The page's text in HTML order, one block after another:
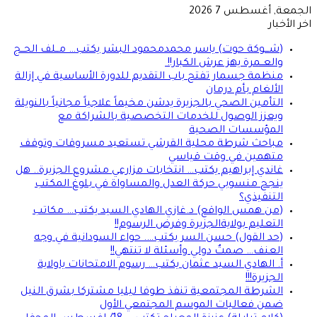
الجمعة, أغسطس 7 2026
اخر الأخبار
(شـــوكة حوت) ياسر محمدمحمود البشر يكتب… مــلف الحــج
والعــمرة يهز عرش الكبار!!
منظمة جسمار تفتح باب التقديم للدورة الأساسية في إزالة
الألغام بأم درمان
التأمين الصحي بالجزيرة يدشن مخيماً علاجياً مجانياً بالنويلة
ويعزز الوصول للخدمات التخصصية بالشراكة مع
المؤسسات الصحية
مباحث شرطة محلية القرشي تستعيد مسروقات وتوقف
متهمين في وقت قياسي
غاندي إبراهيم يكتب… انتخابات مزارعي مشروع الجزيرة.. هل
ينجح منسوبي حركة العدل والمساواة في بلوغ المكتب
التنفيذي؟
(من همس الواقع) د.غازي الهادي السيد يكتب… مكاتب
التعليم بولايةالجزيرة وفرض الرسوم!!
(حد القول) حسن السر يكتب…. حواء السودانية في وجه
العنف… صمتٌ دولي وأسئلة لا تنتهي!!
أ. الهادي السيد عثمان يكتب… رسوم الامتحانات ياولاية
الجزيرة!!!
الشرطة المجتمعية تنفذ طوفا ليليا مشتركا بشرق النيل
ضمن فعاليات الموسم المجتمعي الأول